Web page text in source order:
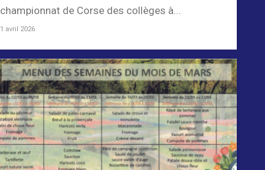
championnat de Corse des collèges à...
1 avril 2026